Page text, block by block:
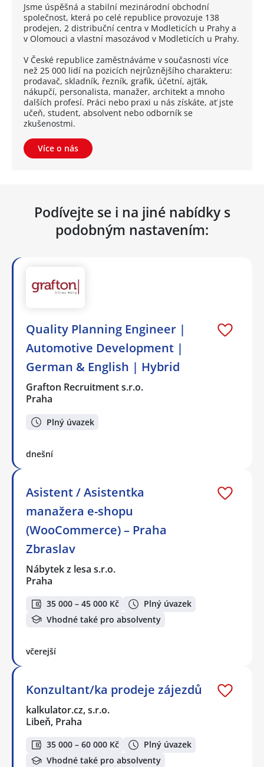
Jsme úspěšná a stabilní mezinárodní obchodní
společnost, která po celé republice provozuje 138
prodejen, 2 distribuční centra v Modleticích u Prahy a
v Olomouci a vlastní masozávod v Modleticích u Prahy.
V České republice zaměstnáváme v současnosti více
než 25 000 lidí na pozicích nejrůznějšího charakteru:
prodavač, skladník, řezník, grafik, účetní, ajťák,
nákupčí, personalista, manažer, architekt a mnoho
dalších profesí. Práci nebo praxi u nás získáte, ať jste
učeň, student, absolvent nebo odborník se
zkušenostmi.
Více o nás
Podívejte se i na jiné nabídky s
podobným nastavením:
Quality Planning Engineer |
Automotive Development |
German & English | Hybrid
Grafton Recruitment s.r.o.
Praha
Plný úvazek
dnešní
Asistent / Asistentka
manažera e-shopu
(WooCommerce) – Praha
Zbraslav
Nábytek z lesa s.r.o.
Praha
35 000 – 45 000 Kč
Plný úvazek
Vhodné také pro absolventy
včerejší
Konzultant/ka prodeje zájezdů
kalkulator.cz, s.r.o.
Libeň, Praha
35 000 – 60 000 Kč
Plný úvazek
Vhodné také pro absolventy